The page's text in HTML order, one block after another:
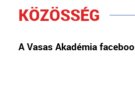
KÖZÖSSÉG
A Vasas Akadémia